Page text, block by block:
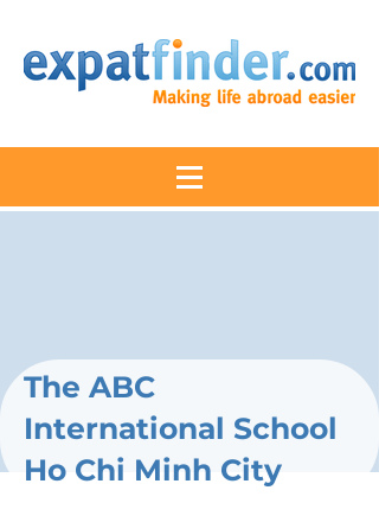
The ABC
International School
Ho Chi Minh City